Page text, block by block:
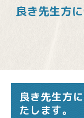
良き先生方
良き先生方
たします。